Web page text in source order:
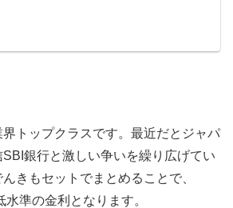
トップクラスです。最近だとジャパ
銀行と激しい争いを繰り広げてい
きもセットでまとめることで、
準の金利となります。